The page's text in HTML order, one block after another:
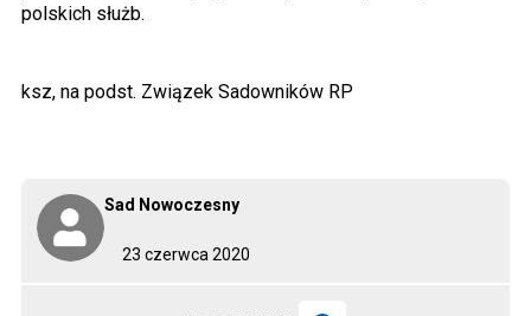
23 czerwca 2020
Sad Nowoczesny
polskich służb.
ksz, na podst. Związek Sadowników RP